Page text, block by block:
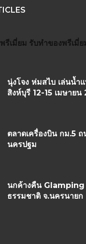
รีเมี่ยม รับทำของพรีเมี่ย
นุ่งโจง ห่มสไบ เล่นน้ำ
สิงห์บุรี 12-15 เมษายน
ตลาดเครื่องบิน กม.5
นครปฐม
นกค้างคืน Glamping
ธรรมชาติ จ.นครนายก